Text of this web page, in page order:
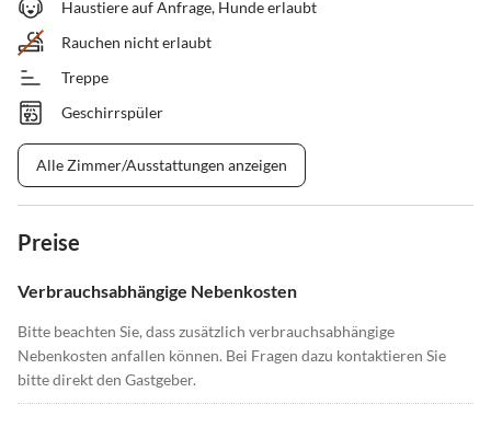
Haustiere auf Anfrage, Hunde erlaubt
Rauchen nicht erlaubt
Treppe
Geschirrspüler
Alle Zimmer/Ausstattungen anzeigen
Preise
Verbrauchsabhängige Nebenkosten
Bitte beachten Sie, dass zusätzlich verbrauchsabhängige
Nebenkosten anfallen können. Bei Fragen dazu kontaktieren Sie
bitte direkt den Gastgeber.